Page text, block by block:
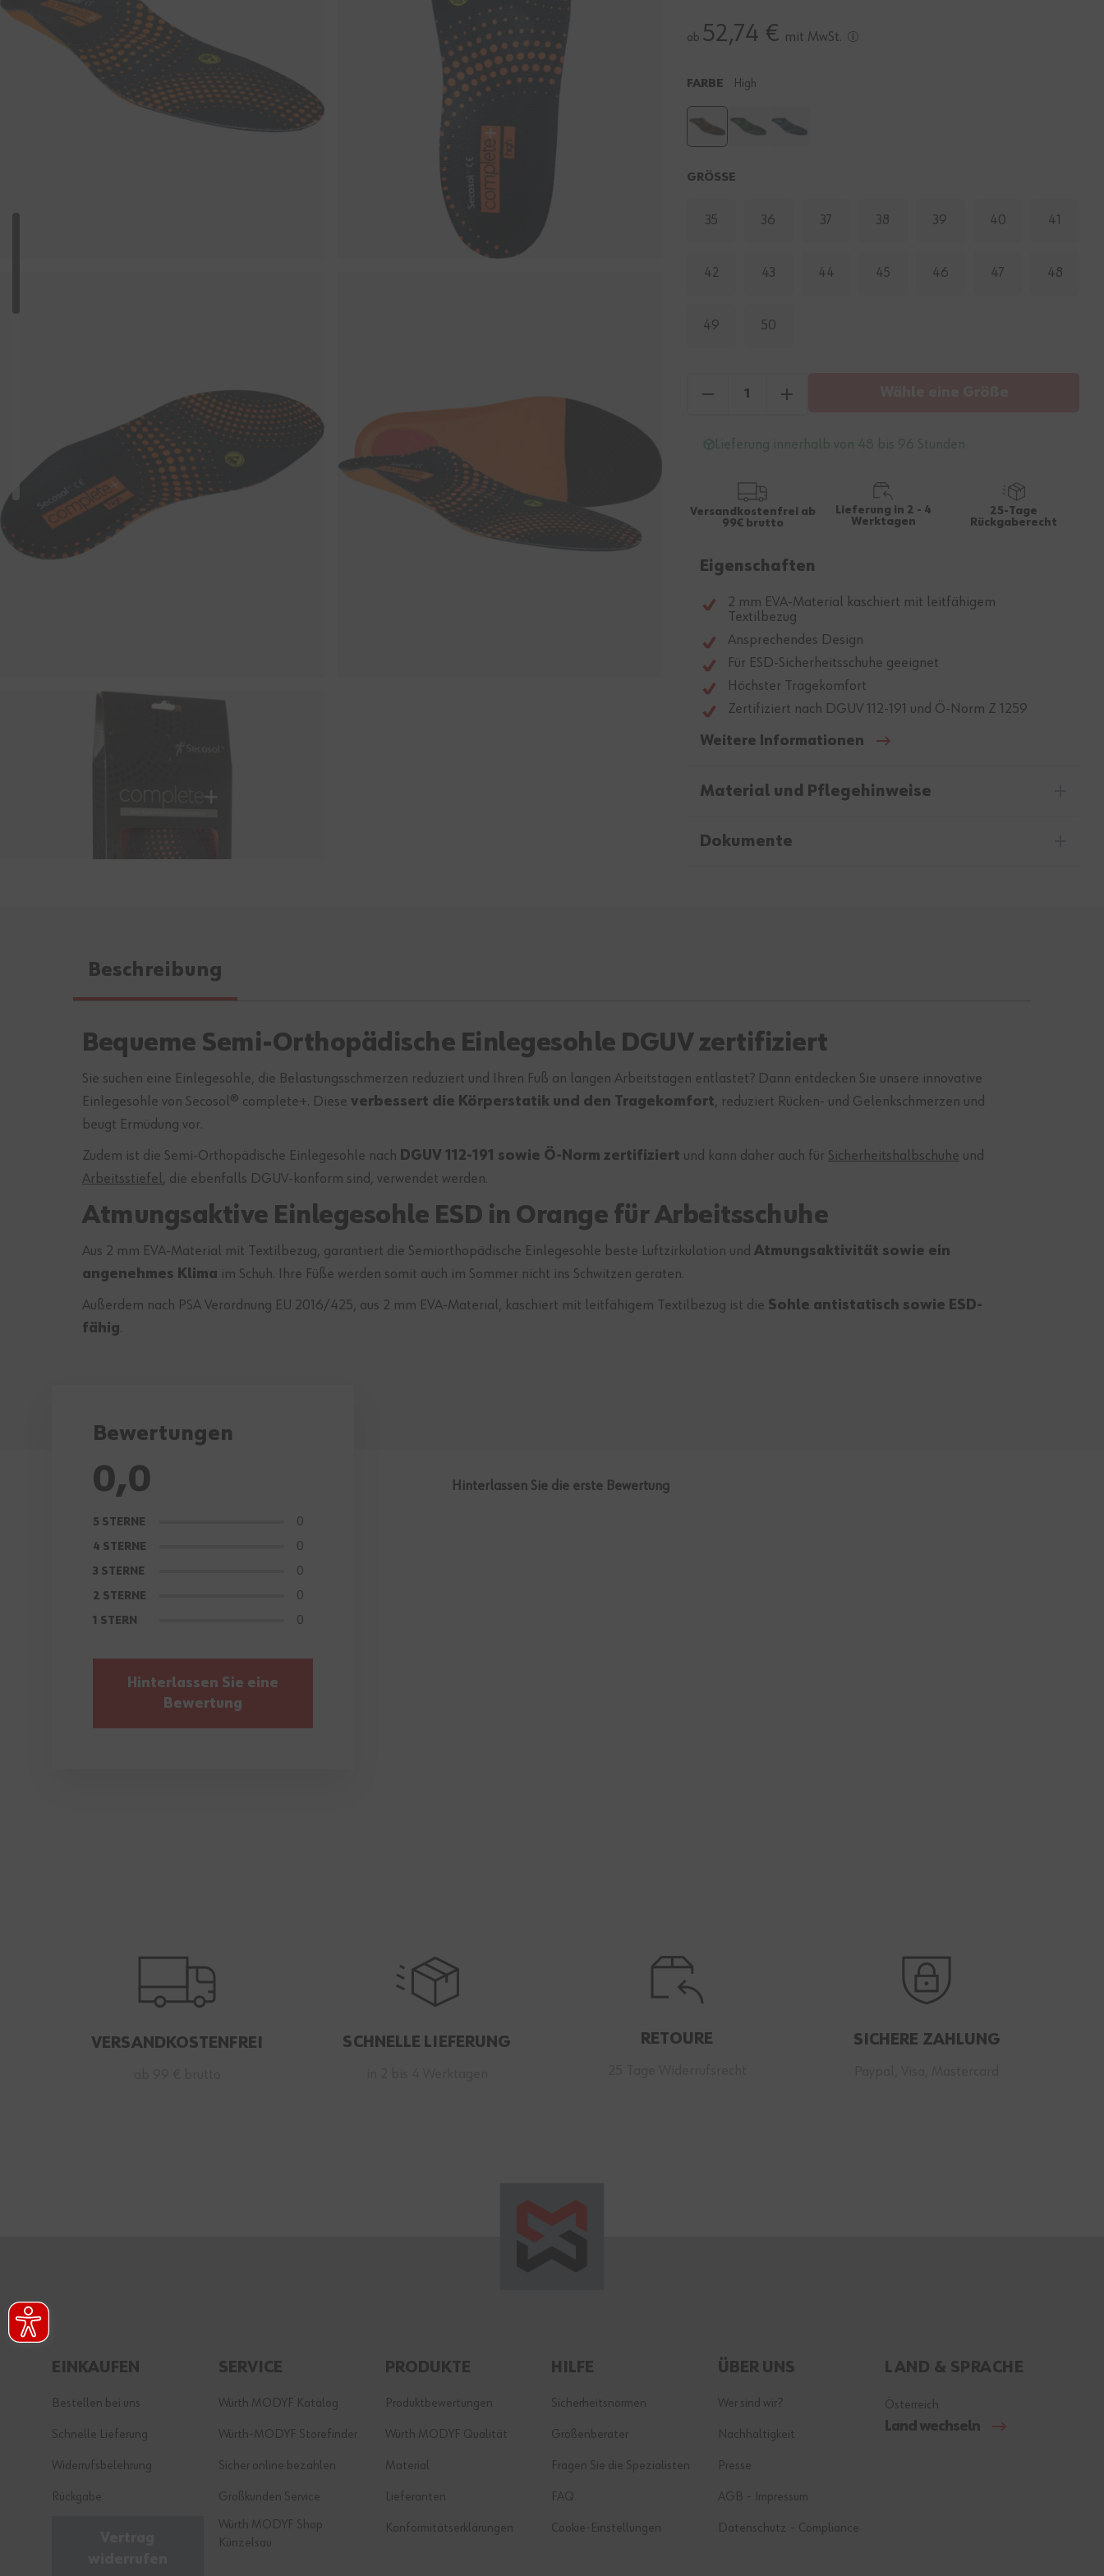
ab 52,74 € mit MwSt.
FARBE High
GRÖSSE
35 36 37 38 39 40 41
42 43 44 45 46 47 48
49 50
Lieferung innerhalb von 48 bis 96 Stunden
Versandkostenfrei ab
99€ brutto
Lieferung in 2 - 4
Werktagen
25-Tage
Rückgaberecht
Eigenschaften
2 mm EVA-Material kaschiert mit leitfähigem
Textilbezug
Ansprechendes Design
Für ESD-Sicherheitsschuhe geeignet
Höchster Tragekomfort
Zertifiziert nach DGUV 112-191 und Ö-Norm Z 1259
Weitere Informationen
Material und Pflegehinweise
Dokumente
Beschreibung
Bequeme Semi-Orthopädische Einlegesohle DGUV zertifiziert
Sie suchen eine Einlegesohle, die Belastungsschmerzen reduziert und Ihren Fuß an langen Arbeitstagen entlastet? Dann entdecken Sie unsere innovative
Einlegesohle von Secosol® complete+. Diese verbessert die Körperstatik und den Tragekomfort, reduziert Rücken- und Gelenkschmerzen und
beugt Ermüdung vor.
Zudem ist die Semi-Orthopädische Einlegesohle nach DGUV 112-191 sowie Ö-Norm zertifiziert und kann daher auch für Sicherheitshalbschuhe und
Arbeitsstiefel, die ebenfalls DGUV-konform sind, verwendet werden.
Atmungsaktive Einlegesohle ESD in Orange für Arbeitsschuhe
Aus 2 mm EVA-Material mit Textilbezug, garantiert die Semiorthopädische Einlegesohle beste Luftzirkulation und Atmungsaktivität sowie ein
angenehmes Klima im Schuh. Ihre Füße werden somit auch im Sommer nicht ins Schwitzen geraten.
Außerdem nach PSA Verordnung EU 2016/425, aus 2 mm EVA-Material, kaschiert mit leitfähigem Textilbezug ist die Sohle antistatisch sowie ESD-
fähig.
Bewertungen
0,0
5 STERNE 0
4 STERNE 0
3 STERNE 0
2 STERNE 0
1 STERN 0
Hinterlassen Sie eine
Bewertung
Hinterlassen Sie die erste Bewertung
VERSANDKOSTENFREI SCHNELLE LIEFERUNG RETOURE SICHERE ZAHLUNG
EINKAUFEN
Bestellen bei uns
Schnelle Lieferung
Widerrufsbelehrung
Rückgabe
SERVICE
Würth MODYF Katalog
Würth-MODYF Storefinder
Sicher online bezahlen
Großkunden Service
Würth MODYF Shop
Künzelsau
PRODUKTE
Produktbewertungen
Würth MODYF Qualität
Material
Lieferanten
Konformitätserklärungen
HILFE
Sicherheitsnormen
Größenberater
Fragen Sie die Spezialisten
FAQ
Cookie-Einstellungen
ÜBER UNS
Wer sind wir?
Nachhaltigkeit
Presse
AGB - Impressum
Datenschutz - Compliance
LAND & SPRACHE
Österreich
Land wechseln